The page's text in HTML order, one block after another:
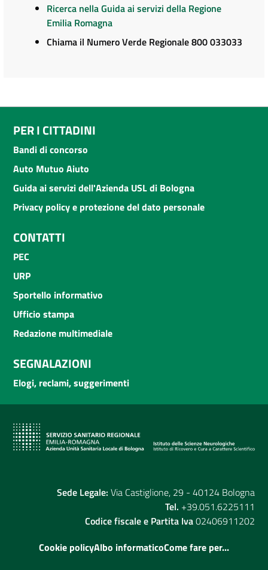
Ricerca nella Guida ai servizi della Regione
Emilia Romagna
Chiama il Numero Verde Regionale 800 033033
PER I CITTADINI
Bandi di concorso
Auto Mutuo Aiuto
Guida ai servizi dell'Azienda USL di Bologna
Privacy policy e protezione del dato personale
CONTATTI
PEC
URP
Sportello informativo
Ufficio stampa
Redazione multimediale
SEGNALAZIONI
Elogi, reclami, suggerimenti
Sede Legale: Via Castiglione, 29 - 40124 Bologna
Tel. +39.051.6225111
Codice fiscale e Partita Iva02406911202
Cookie policyAlbo informaticoCome fare per...